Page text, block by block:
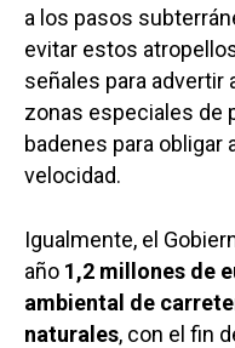
a los pasos
evitar estos
señales para advertir
zonas especiales de
badenes para obligar
velocidad.
Igualmente, el
año 1,2 millones de
ambiental de
naturales, con el fin